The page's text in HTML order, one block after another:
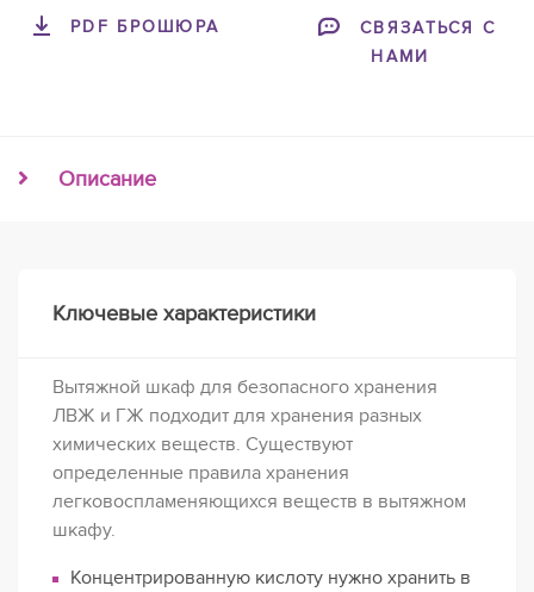
PDF БРОШЮРА
СВЯЗАТЬСЯ С
НАМИ
Описание
Ключевые характеристики
Вытяжной шкаф для безопасного хранения
ЛВЖ и ГЖ подходит для хранения разных
химических веществ. Существуют
определенные правила хранения
легковоспламеняющихся веществ в вытяжном
шкафу.
Концентрированную кислоту нужно хранить в